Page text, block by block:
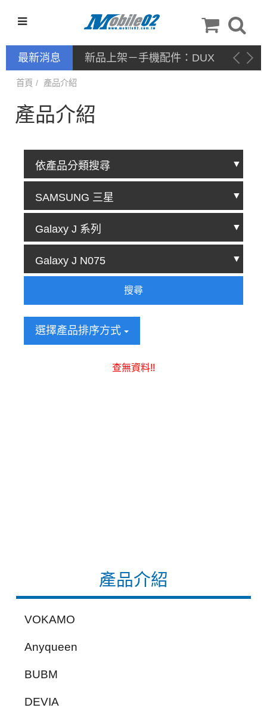
最新消息
新品上架－手機配件：DUX
DUCIS
產品介紹
VOKAMO
Anyqueen
BUBM
DEVIA
首頁 產品介紹
產品介紹
搜尋
選擇產品排序方式
查無資料!!